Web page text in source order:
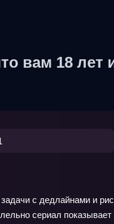
вам 18 лет
с дедлайнами и
сериал